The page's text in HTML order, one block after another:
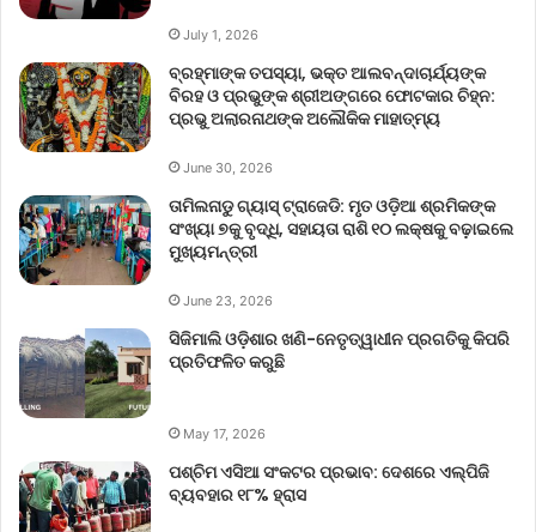
July 1, 2026
ବ୍ରହ୍ମାଙ୍କ ତପସ୍ୟା, ଭକ୍ତ ଆଲବନ୍ଦାଚାର୍ଯ୍ୟଙ୍କ
ବିରହ ଓ ପ୍ରଭୁଙ୍କ ଶ୍ରୀଅଙ୍ଗରେ ଫୋଟକାର ଚିହ୍ନ:
ପ୍ରଭୁ ଅଲାରନାଥଙ୍କ ଅଲୌକିକ ମାହାତ୍ମ୍ୟ
June 30, 2026
ତାମିଲନାଡୁ ଗ୍ୟାସ୍ ଟ୍ରାଜେଡି: ମୃତ ଓଡ଼ିଆ ଶ୍ରମିକଙ୍କ
ସଂଖ୍ୟା ୭କୁ ବୃଦ୍ଧି, ସହାୟତା ରାଶି ୧୦ ଲକ୍ଷକୁ ବଢ଼ାଇଲେ
ମୁଖ୍ୟମନ୍ତ୍ରୀ
June 23, 2026
ସିଜିମାଲି ଓଡ଼ିଶାର ଖଣି-ନେତୃତ୍ୱାଧୀନ ପ୍ରଗତିକୁ କିପରି
ପ୍ରତିଫଳିତ କରୁଛି
May 17, 2026
ପଶ୍ଚିମ ଏସିଆ ସଂକଟର ପ୍ରଭାବ: ଦେଶରେ ଏଲ୍‌ପିଜି
ବ୍ୟବହାର ୧୮% ହ୍ରାସ